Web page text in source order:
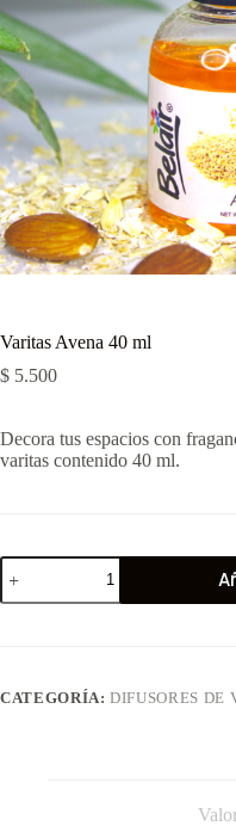
Varitas Avena 40 ml
$ 5.500
Decora tus espacios con
varitas contenido 40 ml.
Varitas
Avena
40
CATEGORÍA:DIFUSORES DE